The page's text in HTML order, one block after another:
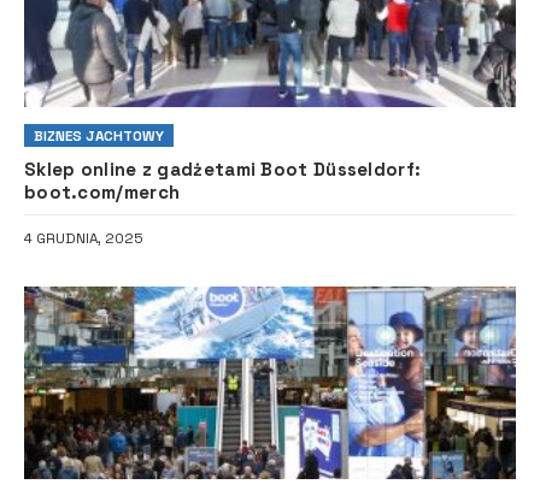
BIZNES JACHTOWY
Sklep online z gadżetami Boot Düsseldorf:
boot.com/merch
4 GRUDNIA, 2025